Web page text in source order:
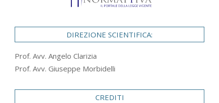
DIREZIONE SCIENTIFICA:
Prof. Avv. Angelo Clarizia
Prof. Avv. Giuseppe Morbidelli
CREDITI